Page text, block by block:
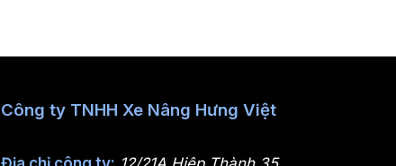
Công ty TNHH Xe Nâng Hưng Việt